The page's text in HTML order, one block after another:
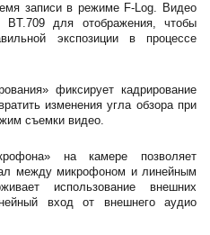
записи в режиме F-Log. Видео
BT.709 для отображения, чтобы
экспозиции в процессе
фиксирует кадрирование
изменения угла обзора при
съемки видео.
на камере позволяет
между микрофоном и линейным
использование внешних
вход от внешнего аудио